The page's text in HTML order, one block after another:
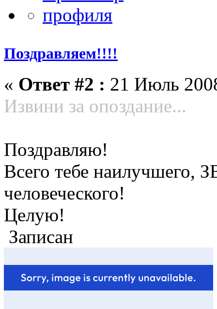
Поздравляем!!!!
« Ответ #2 : 21 Июль
Извини за опоздание...
Поздравляю!
Всего тебе наилучшего,
человеческого!
Целую!
Записан